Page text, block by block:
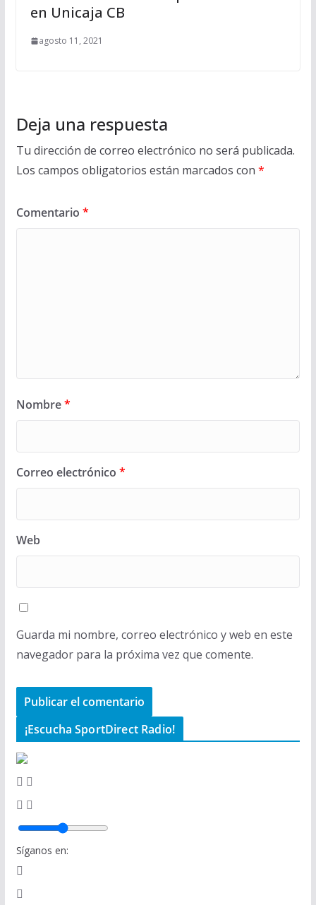
en Unicaja CB
agosto 11, 2021
Deja una respuesta
Tu dirección de correo electrónico no será publicada.
Los campos obligatorios están marcados con *
Comentario *
Nombre*
Correo electrónico *
Web
Guarda mi nombre, correo electrónico y web en este
navegador para la próxima vez que comente.
¡Escucha SportDirect Radio!
Síganos en: